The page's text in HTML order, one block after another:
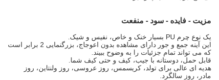
مزیت - فایده - سود - منفعت
یک نوع چرم PU بسیار خنک و خاص، نفیس و شیک.
این آینه جمع و جور دارای مشاهده بدون اعوجاج، بزرگنمایی 2 برابر است
که می تواند تمام جزئیات را به وضوح ببیند.
قابل حمل، دوستانه با جیب، کیف و حتی کیف شما.
هدیه ای عالی برای تولد، کریسمس، روز عروسی، روز ولنتاین، روز
مادر، روز سالگرد.